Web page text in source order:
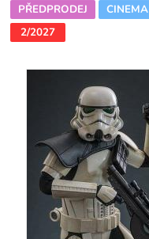
PŘEDPRODEJ CINEMA
2/2027